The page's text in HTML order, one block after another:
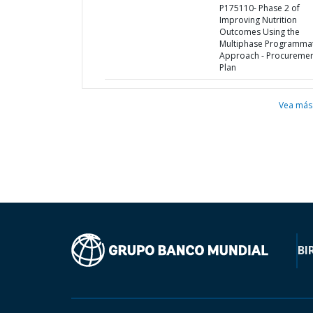
P175110- Phase 2 of
Improving Nutrition
Outcomes Using the
Multiphase
Approach -
Plan
Vea más